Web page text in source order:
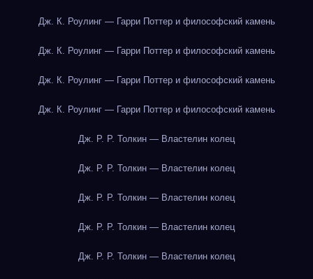
Дж. К. Роулинг — Гарри Поттер и философский камень
Дж. К. Роулинг — Гарри Поттер и философский камень
Дж. К. Роулинг — Гарри Поттер и философский камень
Дж. К. Роулинг — Гарри Поттер и философский камень
Дж. Р. Р. Толкин — Властелин колец
Дж. Р. Р. Толкин — Властелин колец
Дж. Р. Р. Толкин — Властелин колец
Дж. Р. Р. Толкин — Властелин колец
Дж. Р. Р. Толкин — Властелин колец